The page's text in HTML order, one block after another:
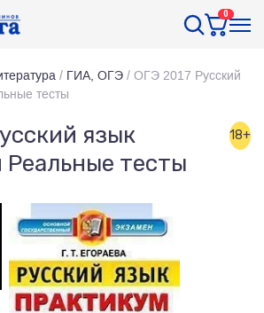
0
/ ГИА, ОГЭ / ОГЭ 2017 Русский
тесты
язык
тесты
18+